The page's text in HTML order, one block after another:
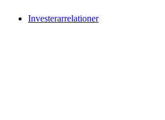
Investerarrelationer